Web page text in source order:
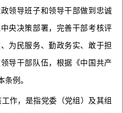
领导班子和领导干部做到忠诚
央决策部署，完善干部考核评
为民服务、勤政务实、敢于担
导干部队伍，根据《中国共产
条例。
作，是指党委（党组）及其组